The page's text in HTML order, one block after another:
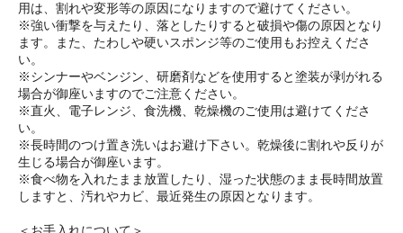
用は、割れや変形等の原因になりますので避けてください。
※強い衝撃を与えたり、落としたりすると破損や傷の原因となり
ます。また、たわしや硬いスポンジ等のご使用もお控えくださ
い。
※シンナーやベンジン、研磨剤などを使用すると塗装が剥がれる
場合が御座いますのでご注意ください。
※直火、電子レンジ、食洗機、乾燥機のご使用は避けてくださ
い。
※長時間のつけ置き洗いはお避け下さい。乾燥後に割れや反りが
生じる場合が御座います。
※食べ物を入れたまま放置したり、湿った状態のまま長時間放置
しますと、汚れやカビ、最近発生の原因となります。